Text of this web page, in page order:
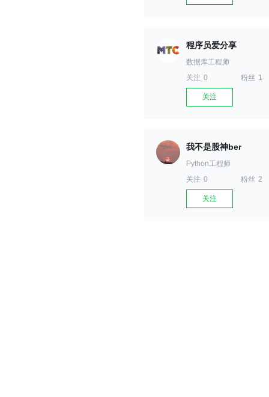
程序员爱分享
数据库工程师
关注 0 粉丝 1
关注
我不是股神ber
Python工程师
关注 0 粉丝 2
关注